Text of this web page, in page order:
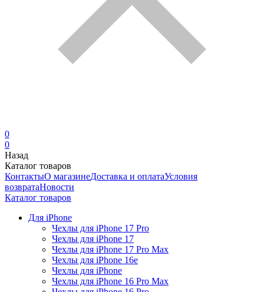
0
0
Назад
Каталог товаров
КонтактыО магазинеДоставка и оплатаУсловия
возвратаНовости
Каталог товаров
Для iPhone
Чехлы для iPhone 17 Pro
Чехлы для iPhone 17
Чехлы для iPhone 17 Pro Max
Чехлы для iPhone 16e
Чехлы для iPhone
Чехлы для iPhone 16 Pro Max